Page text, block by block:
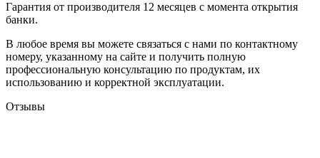
Гарантия от производителя 12 месяцев с момента открытия
банки.
В любое время вы можете связаться с нами по контактному
номеру, указанному на сайте и получить полную
профессиональную консультацию по продуктам, их
использованию и корректной эксплуатации.
Отзывы